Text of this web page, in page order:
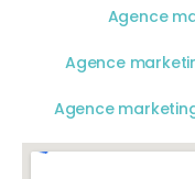
Agence
Agence
Agence